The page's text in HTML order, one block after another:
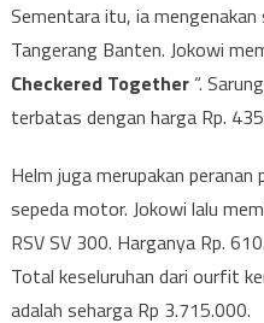
Sementara itu, ia
Tangerang Banten. Jokowi
Checkered Together“.
terbatas dengan harga Rp.
Helm juga merupakan
sepeda motor. Jokowi lalu
RSV SV 300. Harganya Rp.
Total keseluruhan dari ourfit
adalah seharga Rp 3.715.000.